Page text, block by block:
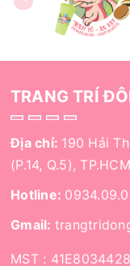
TRANG TRÍ
Địa chỉ: 190 Hải
(P.14, Q.5), TP.HCM
Hotline:
Gmail:
MST : 41E8034428